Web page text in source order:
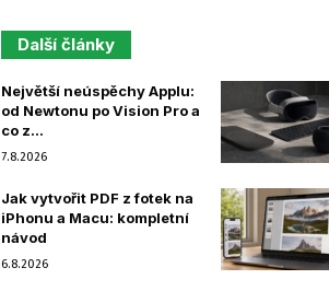
Další články
Největší neúspěchy Applu:
od Newtonu po Vision Pro a
co z...
7.8.2026
Jak vytvořit PDF z fotek na
iPhonu a Macu: kompletní
návod
6.8.2026